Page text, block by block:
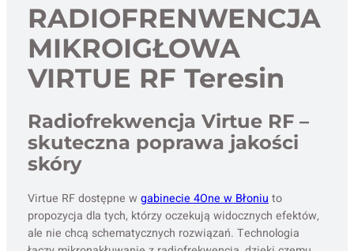
RADIOFRENWENCJA
MIKROIGŁOWA
VIRTUE RF Teresin
Radiofrekwencja Virtue RF –
skuteczna poprawa jakości
skóry
Virtue RF dostępne w gabinecie 4One w Błoniuto
propozycja dla tych, którzy oczekują widocznych efektów,
ale nie chcą schematycznych rozwiązań. Technologia